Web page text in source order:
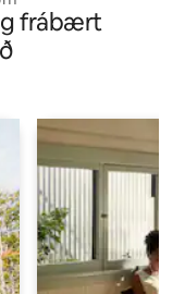
frábært